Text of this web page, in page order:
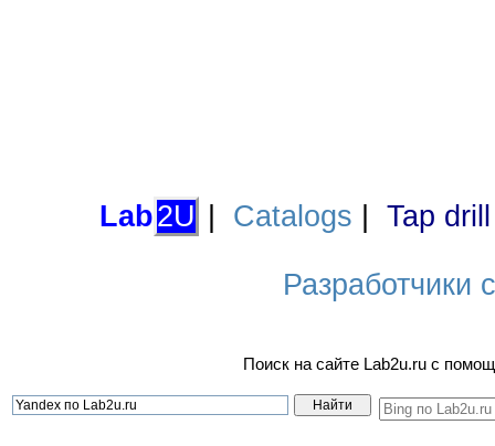
Lab2U Catalogs Tap
Разработчики
Поиск на сайте Lab2u.ru с